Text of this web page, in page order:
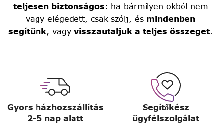
teljesen biztonságos: ha bármilyen okból nem
vagy elégedett, csak szólj, és mindenben
segítünk, vagy visszautaljuk a teljes összeget.
Gyors házhozszállítás
2-5 nap alatt
Segítőkész
ügyfélszolgálat